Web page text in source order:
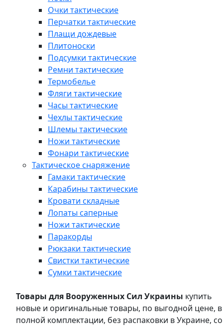
Очки тактические
Перчатки тактические
Плащи дождевые
Плитоноски
Подсумки тактические
Ремни тактические
Термобелье
Фляги тактические
Часы тактические
Чехлы тактические
Шлемы тактические
Ножи тактические
Фонари тактические
Тактическое снаряжение
Гамаки тактические
Карабины тактические
Кровати складные
Лопаты саперные
Ножи тактические
Паракорды
Рюкзаки тактические
Свистки тактические
Сумки тактические
Товары для Вооруженных Сил Украины купить
новые и оригинальные товары, по выгодной цене, в
полной комплектации, без распаковки в Украине, со